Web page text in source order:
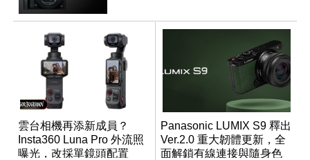
雲台相機再添新成員？
Insta360 Luna Pro 外流照
曝光，改採單鏡頭配置
Panasonic LUMIX S9 釋出
Ver.2.0 重大韌體更新，全
面解鎖有線連接與隨身色